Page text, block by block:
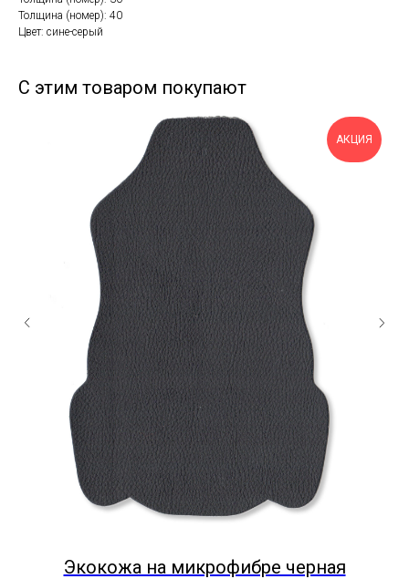
Толщина (номер): 40
Цвет: сине-серый
С этим товаром покупают
АКЦИЯ
Экокожа на микрофибре черная